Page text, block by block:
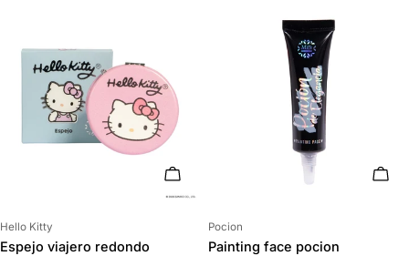
AÑADIR AL CARRITO
Proveedor:
Hello Kitty
Espejo viajero redondo
Proveedor:
Pocion
Painting face pocion